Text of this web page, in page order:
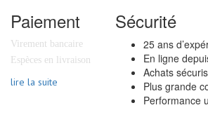
Paiement
Virement bancaire
Espèces en livraison
lire la suite
Sécurité
25 ans
En ligne
Achats
Plus grande
Performance